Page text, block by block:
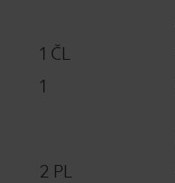
1 ČL
1
2 PL